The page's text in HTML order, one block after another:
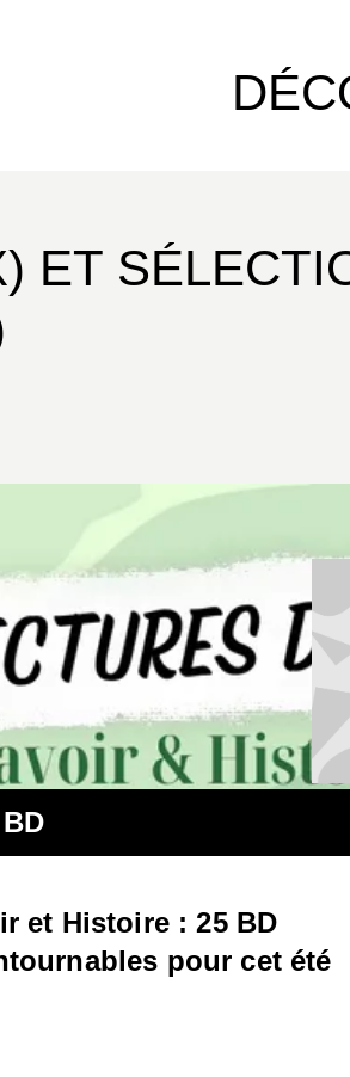
ET
BD
et Histoire : 25 BD
pour cet été